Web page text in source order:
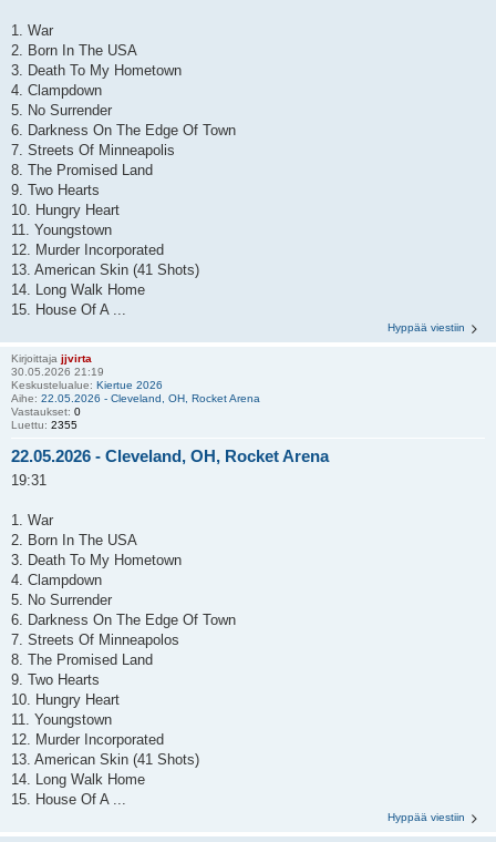
1. War
2. Born In The USA
3. Death To My Hometown
4. Clampdown
5. No Surrender
6. Darkness On The Edge Of Town
7. Streets Of Minneapolis
8. The Promised Land
9. Two Hearts
10. Hungry Heart
11. Youngstown
12. Murder Incorporated
13. American Skin (41 Shots)
14. Long Walk Home
15. House Of A ...
Hyppää viestiin
Kirjoittaja jjvirta
30.05.2026 21:19
Keskustelualue: Kiertue 2026
Aihe: 22.05.2026 - Cleveland, OH, Rocket Arena
Vastaukset: 0
Luettu: 2355
22.05.2026 - Cleveland, OH, Rocket Arena
19:31
1. War
2. Born In The USA
3. Death To My Hometown
4. Clampdown
5. No Surrender
6. Darkness On The Edge Of Town
7. Streets Of Minneapolos
8. The Promised Land
9. Two Hearts
10. Hungry Heart
11. Youngstown
12. Murder Incorporated
13. American Skin (41 Shots)
14. Long Walk Home
15. House Of A ...
Hyppää viestiin